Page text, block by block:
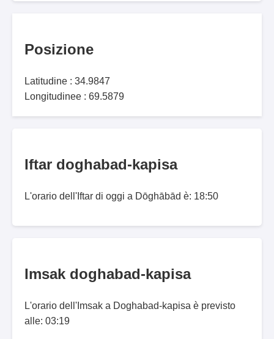
Posizione
Latitudine : 34.9847
Longitudinee : 69.5879
Iftar doghabad-kapisa
L'orario dell'Iftar di oggi a Dōghābād è: 18:50
Imsak doghabad-kapisa
L'orario dell'Imsak a Doghabad-kapisa è previsto
alle: 03:19